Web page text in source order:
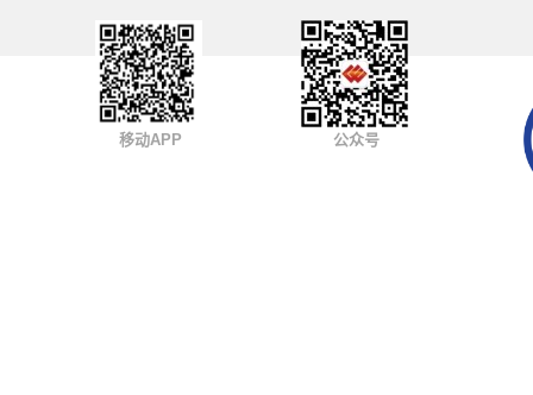
移动APP 公众号